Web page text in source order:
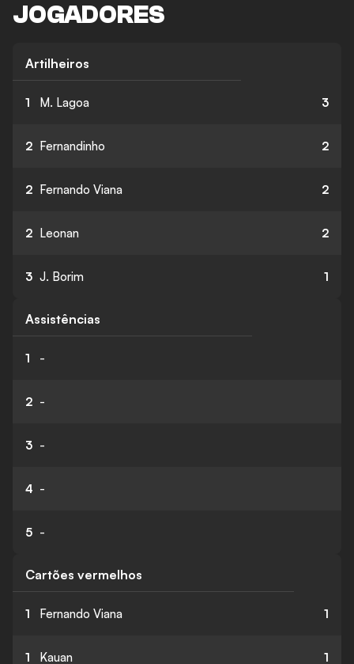
JOGADORES
Artilheiros
1 M. Lagoa 3
2 Fernandinho 2
2 Fernando Viana 2
2 Leonan 2
3 J. Borim 1
Assistências
1 -
2 -
3 -
4 -
5 -
Cartões vermelhos
1 Fernando Viana 1
1 Kauan 1